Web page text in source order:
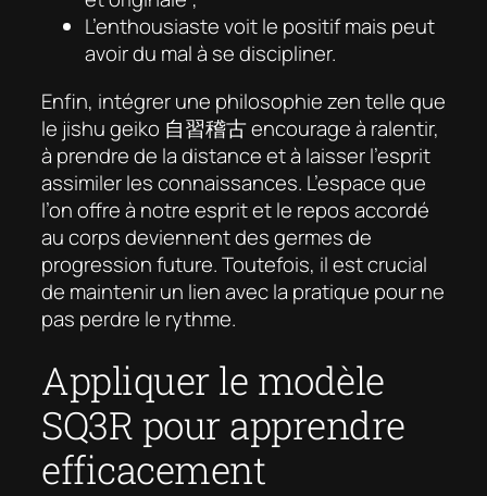
L’enthousiaste voit le positif mais peut
avoir du mal à se discipliner.
Enfin, intégrer une philosophie zen telle que
le jishu geiko 自習稽古 encourage à ralentir,
à prendre de la distance et à laisser l’esprit
assimiler les connaissances. L’espace que
l’on offre à notre esprit et le repos accordé
au corps deviennent des germes de
progression future. Toutefois, il est crucial
de maintenir un lien avec la pratique pour ne
pas perdre le rythme.
Appliquer le modèle
SQ3R pour apprendre
efficacement